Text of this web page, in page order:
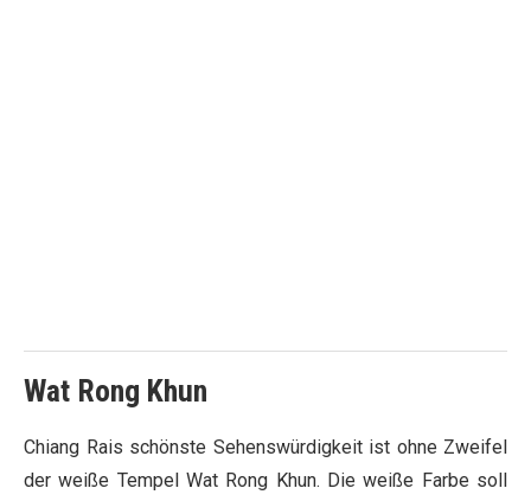
Wat Rong Khun
Chiang Rais schönste Sehenswürdigkeit ist ohne Zweifel
der weiße Tempel Wat Rong Khun. Die weiße Farbe soll